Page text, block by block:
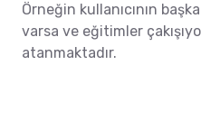
Örneğin kullanıcının
varsa ve eğitimler
atanmaktadır.